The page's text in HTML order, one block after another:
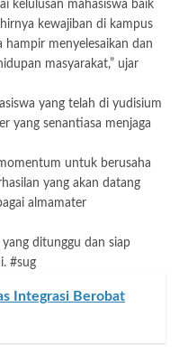
kelulusan mahasiswa baik
kewajiban di kampus
menyelesaikan dan
masyarakat,” ujar
yang telah di yudisium
yang senantiasa menjaga
untuk berusaha
yang akan datang
almamater
ditunggu dan siap
#sug
Integrasi Berobat